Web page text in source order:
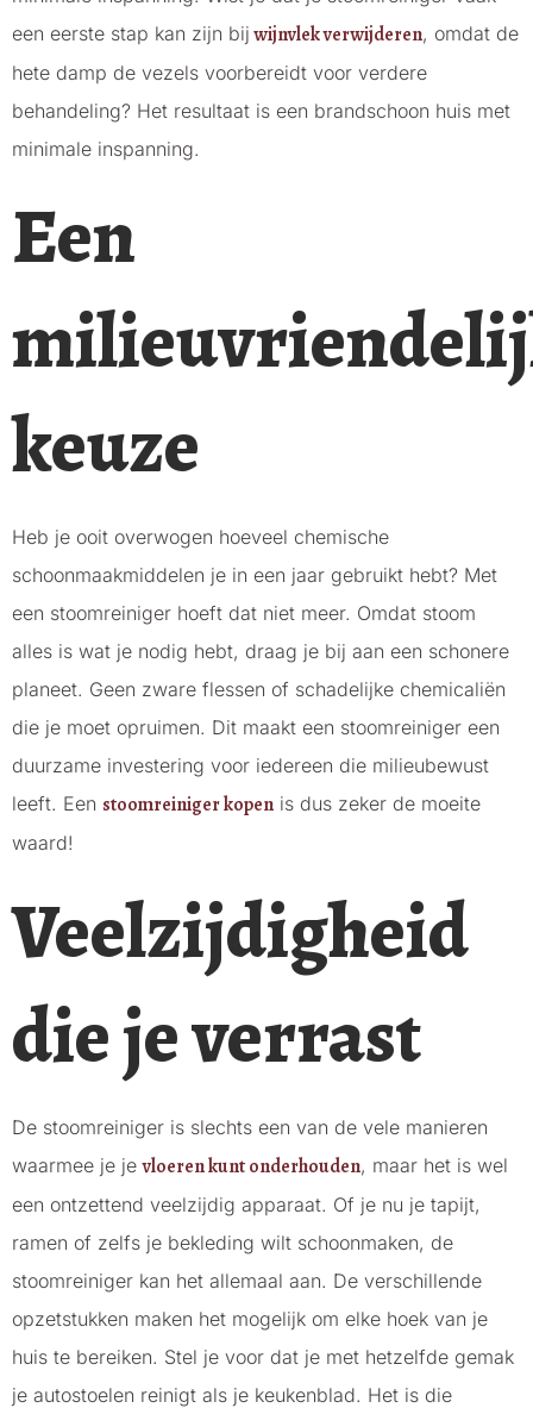
een eerste stap kan zijn bij wijnvlek verwijderen, omdat de
hete damp de vezels voorbereidt voor verdere
behandeling? Het resultaat is een brandschoon huis met
minimale inspanning.
Een
keuze
Heb je ooit overwogen hoeveel chemische
schoonmaakmiddelen je in een jaar gebruikt hebt? Met
een stoomreiniger hoeft dat niet meer. Omdat stoom
alles is wat je nodig hebt, draag je bij aan een schonere
planeet. Geen zware flessen of schadelijke chemicaliën
die je moet opruimen. Dit maakt een stoomreiniger een
duurzame investering voor iedereen die milieubewust
leeft. Een stoomreiniger kopen is dus zeker de moeite
waard!
Veelzijdigheid
die je verrast
De stoomreiniger is slechts een van de vele manieren
waarmee je jevloeren kunt onderhouden, maar het is wel
een ontzettend veelzijdig apparaat. Of je nu je tapijt,
ramen of zelfs je bekleding wilt schoonmaken, de
stoomreiniger kan het allemaal aan. De verschillende
opzetstukken maken het mogelijk om elke hoek van je
huis te bereiken. Stel je voor dat je met hetzelfde gemak
je autostoelen reinigt als je keukenblad. Het is die